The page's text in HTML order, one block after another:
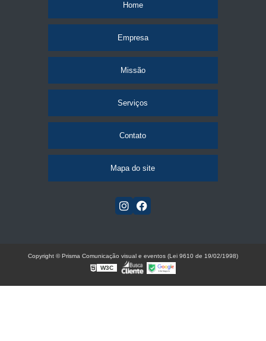
Home
Empresa
Missão
Serviços
Contato
Mapa do site
Copyright © Prisma Comunicação visual e eventos (Lei 9610 de 19/02/1998)
W3C